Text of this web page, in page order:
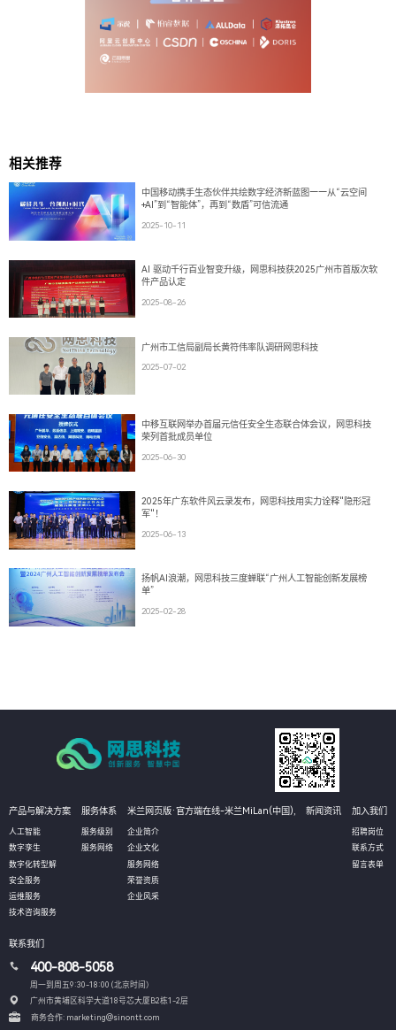
相关推荐
中国移动携手生态伙伴共绘数字经济新蓝图——从“云空间
+AI”到“智能体”，再到“数盾”可信流通
2025-10-11
AI 驱动千行百业智变升级，网思科技获2025广州市首版次软
件产品认定
2025-08-26
广州市工信局副局长黄符伟率队调研网思科技
2025-07-02
中移互联网举办首届元信任安全生态联合体会议，网思科技
荣列首批成员单位
2025-06-30
2025年广东软件风云录发布，网思科技用实力诠释"隐形冠
军"！
2025-06-13
扬帆AI浪潮，网思科技三度蝉联“广州人工智能创新发展榜
单”
2025-02-28
产品与解决方案
人工智能
数字孪生
数字化转型解
安全服务
运维服务
技术咨询服务
服务体系
服务级别
服务网络
米兰网页版·官方端在线-米兰MiLan(中国),
企业简介
企业文化
服务网络
荣誉资质
企业风采
新闻资讯 加入我们
招聘岗位
联系方式
留言表单
联系我们
400-808-5058
周一到周五9:30-18:00 (北京时间）
广州市黄埔区科学大道18号芯大厦B2栋1-2层
商务合作: marketing@sinontt.com